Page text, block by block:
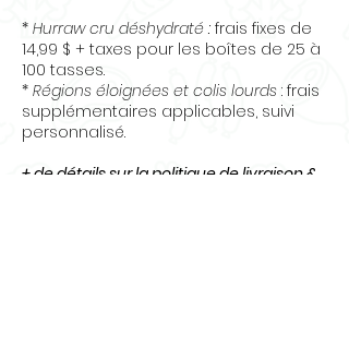
* Hurraw cru déshydraté : frais fixes de
14,99 $ + taxes pour les boîtes de 25 à
100 tasses.
* Régions éloignées et colis lourds : frais
supplémentaires applicables, suivi
personnalisé.
+ de détails sur la politique de livraison &